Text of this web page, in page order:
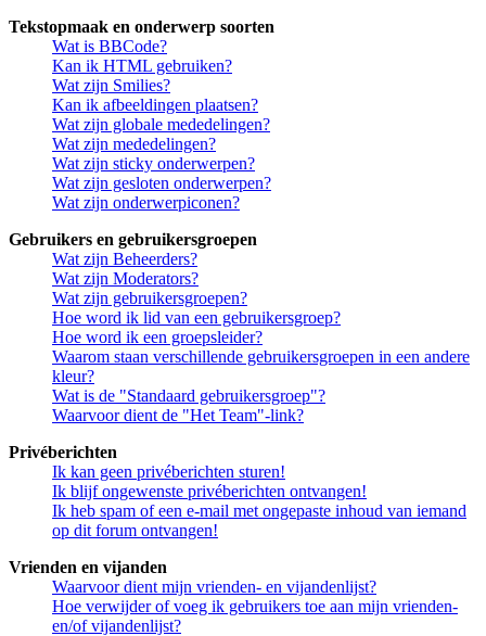
Tekstopmaak en onderwerp soorten
Wat is BBCode?
Kan ik HTML gebruiken?
Wat zijn Smilies?
Kan ik afbeeldingen plaatsen?
Wat zijn globale mededelingen?
Wat zijn mededelingen?
Wat zijn sticky onderwerpen?
Wat zijn gesloten onderwerpen?
Wat zijn onderwerpiconen?
Gebruikers en gebruikersgroepen
Wat zijn Beheerders?
Wat zijn Moderators?
Wat zijn gebruikersgroepen?
Hoe word ik lid van een gebruikersgroep?
Hoe word ik een groepsleider?
Waarom staan verschillende gebruikersgroepen in een andere
kleur?
Wat is de "Standaard gebruikersgroep"?
Waarvoor dient de "Het Team"-link?
Privéberichten
Ik kan geen privéberichten sturen!
Ik blijf ongewenste privéberichten ontvangen!
Ik heb spam of een e-mail met ongepaste inhoud van iemand
op dit forum ontvangen!
Vrienden en vijanden
Waarvoor dient mijn vrienden- en vijandenlijst?
Hoe verwijder of voeg ik gebruikers toe aan mijn vrienden-
en/of vijandenlijst?